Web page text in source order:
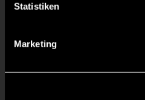
Statistiken
Marketing
TW = Torwart & ETW =